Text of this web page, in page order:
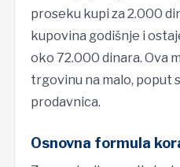
proseku kupi za 2.000
kupovina godišnje i
oko 72.000 dinara. Ova
trgovinu na malo, poput
prodavnica.
Osnovna formula